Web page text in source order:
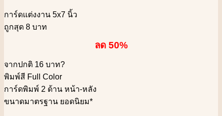
การ์ดแต่งงาน 5x7 นิ้ว
ถูกสุด 8 บาท
ลด 50%
จากปกติ 16 บาท?
พิมพ์สี Full Color
การ์ดพิมพ์ 2 ด้าน หน้า-หลัง
ขนาดมาตรฐาน ยอดนิยม*